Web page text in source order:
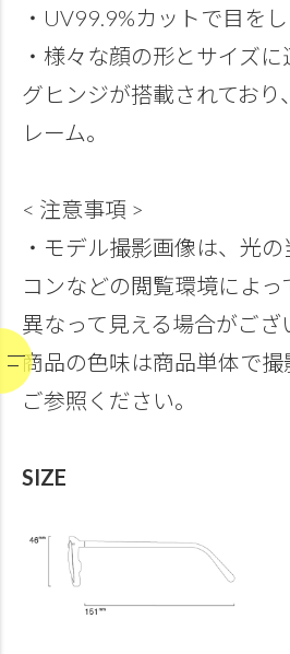
・UV99.9%カットで目を
・様々な顔の形とサイズ
グヒンジが搭載されており
レーム。
< 注意事項 >
・モデル撮影画像は、光
コンなどの閲覧環境によっ
異なって見える場合がござ
商品の色味は商品単体で
ご参照ください。
SIZE